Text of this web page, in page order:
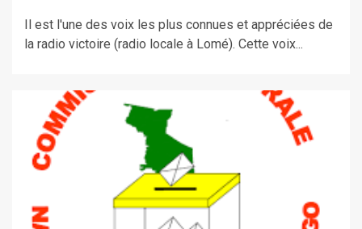
Il est l'une des voix les plus connues et appréciées de
la radio victoire (radio locale à Lomé). Cette voix...